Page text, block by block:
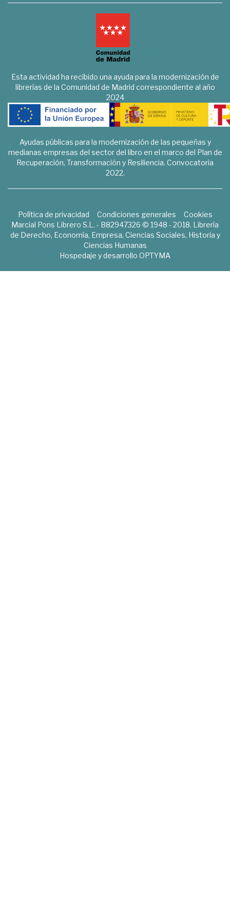
Esta actividad ha recibido una ayuda para la modernización de
librerías de la Comunidad de Madrid correspondiente al año
2024
Ayudas públicas para la modernización de las pequeñas y
medianas empresas del sector del libro en el marco del Plan de
Recuperación, Transformación y Resiliencia. Convocatoria
2022.
Política de privacidad Condiciones generales
Cookies
Marcial Pons Librero S.L. - B82947326 © 1948 - 2018. Librería
de Derecho, Economía, Empresa, Ciencias Sociales, Historia y
Ciencias Humanas
Hospedaje y desarrollo OPTYMA